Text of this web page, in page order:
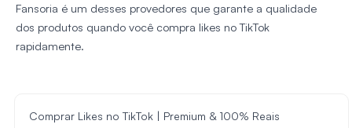
Fansoria é um desses provedores que garante a qualidade
dos produtos quando você compra likes no TikTok
rapidamente.
Comprar Likes no TikTok | Premium & 100% Reais